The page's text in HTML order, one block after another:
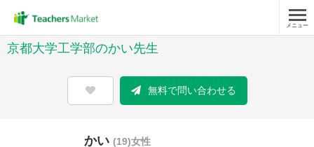
メニュー
京都大学工学部のかい先生
無料で問い合わせる
かい (19)女性